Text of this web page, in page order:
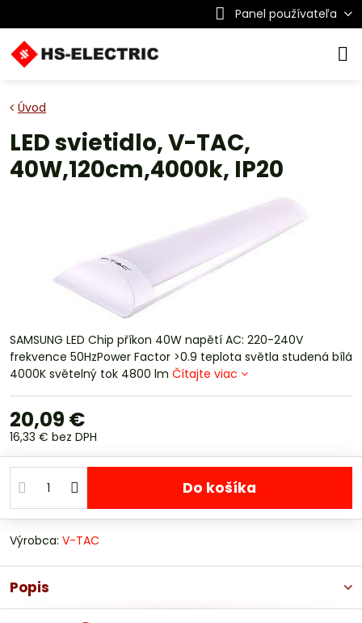
Panel používateľa
Úvod
LED svietidlo, V-TAC,
40W,120cm,4000k, IP20
SAMSUNG LED Chip příkon 40W napětí AC: 220-240V
frekvence 50HzPower Factor >0.9 teplota světla studená bílá
4000K světelný tok 4800 lm Čítajte viac
20,09 €
16,33 € bez DPH
Do košíka
Výrobca: V-TAC
Popis